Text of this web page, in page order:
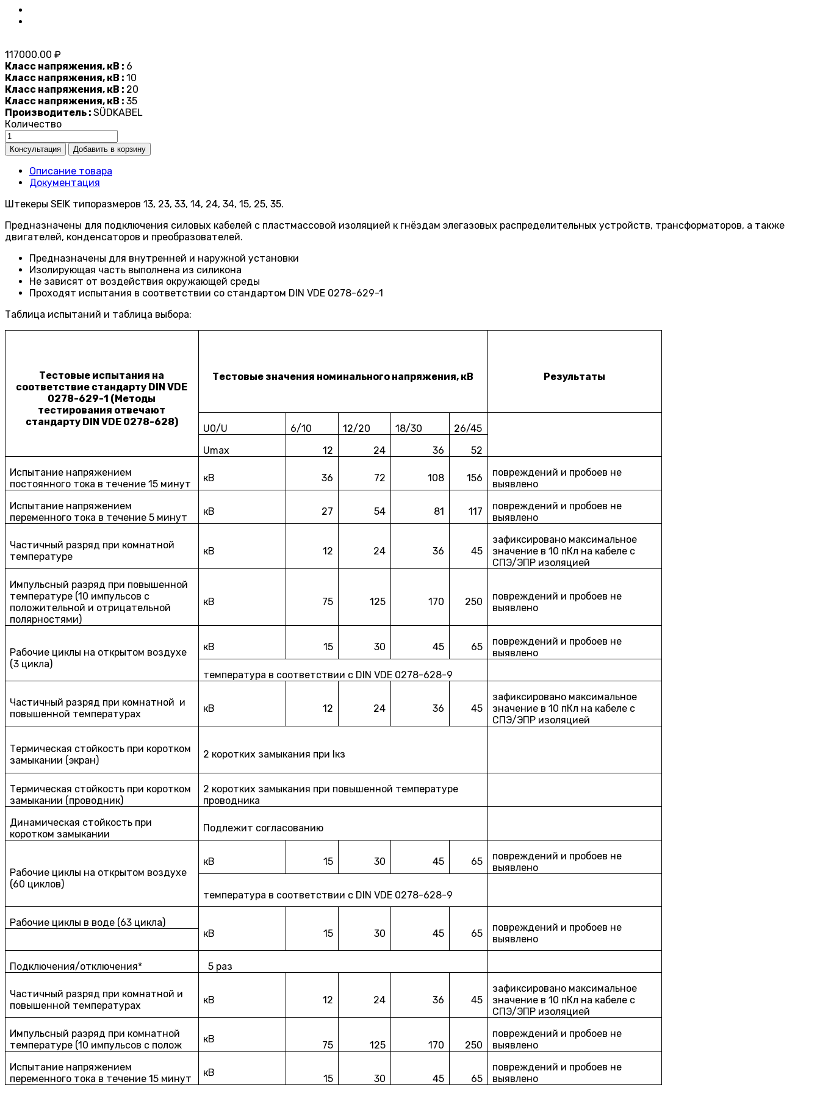
117000.00 ₽
Класс напряжения, кВ : 6
Класс напряжения, кВ : 10
Класс напряжения, кВ : 20
Класс напряжения, кВ : 35
Производитель : SÜDKABEL
Количество
Описание товара
Документация
Штекеры SEIK типоразмеров 13, 23, 33, 14, 24, 34, 15, 25, 35.
Предназначены для подключения силовых кабелей с пластмассовой изоляцией к гнёздам элегазовых распределительных устройств, трансформаторов, а также
двигателей, конденсаторов и преобразователей.
Предназначены для внутренней и наружной установки
Изолирующая часть выполнена из силикона
Не зависят от воздействия окружающей среды
Проходят испытания в соответствии со стандартом DIN VDE 0278-629-1
Таблица испытаний и таблица выбора:
Тестовые испытания на
соответствие стандарту DIN VDE
0278-629-1 (Методы
тестирования отвечают
стандарту DIN VDE 0278-628)
Тестовые значения номинального напряжения, кВ Результаты
U0/U 6/10 12/20 18/30
26/45
Umax
12 24 36
52
Испытание напряжением
постоянного тока в течение 15 минут
кВ 36 72 108 156
повреждений и пробоев не
выявлено
Испытание напряжением
переменного тока в течение 5 минут
кВ 27 54 81 117
повреждений и пробоев не
выявлено
Частичный разряд при комнатной
температуре
кВ 12 24 36 45
зафиксировано максимальное
значение в 10 пКл на кабеле с
СПЭ/ЭПР изоляцией
Импульсный разряд при повышенной
температуре (10 импульсов с
положительной и отрицательной
полярностями)
кВ 75 125 170 250
повреждений и пробоев не
выявлено
Рабочие циклы на открытом воздухе
(3 цикла)
кВ 15 30 45 65
повреждений и пробоев не
выявлено
температура в соответствии с DIN VDE 0278-628-9
Частичный разряд при комнатной и
повышенной температурах
кВ 12 24 36 45
зафиксировано максимальное
значение в 10 пКл на кабеле с
СПЭ/ЭПР изоляцией
Термическая стойкость при коротком
замыкании (экран)
2 коротких замыкания при Iкз
Термическая стойкость при коротком
замыкании (проводник)
2 коротких замыкания при повышенной температуре
проводника
Динамическая стойкость при
коротком замыкании
Подлежит согласованию
Рабочие циклы на открытом воздухе
(60 циклов)
кВ 15 30 45 65
повреждений и пробоев не
выявлено
температура в соответствии с DIN VDE 0278-628-9
Рабочие циклы в воде (63 цикла)
кВ
15 30 45 65
повреждений и пробоев не
выявлено
Подключения/отключения* 5 раз
Частичный разряд при комнатной и
повышенной температурах
кВ 12 24 36 45
зафиксировано максимальное
значение в 10 пКл на кабеле с
СПЭ/ЭПР изоляцией
Импульсный разряд при комнатной
температуре (10 импульсов с полож
кВ
75 125 170 250
повреждений и пробоев не
выявлено
Испытание напряжением
переменного тока в течение 15 минут
кВ
15 30 45 65
повреждений и пробоев не
выявлено